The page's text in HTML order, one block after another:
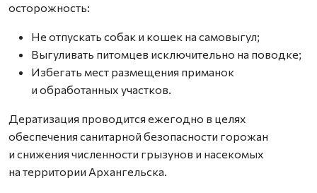
осторожность:
Не отпускать собак и кошек на самовыгул;
Выгуливать питомцев исключительно на поводке;
Избегать мест размещения приманок
и обработанных участков.
Дератизация проводится ежегодно в целях
обеспечения санитарной безопасности горожан
и снижения численности грызунов и насекомых
на территории Архангельска.